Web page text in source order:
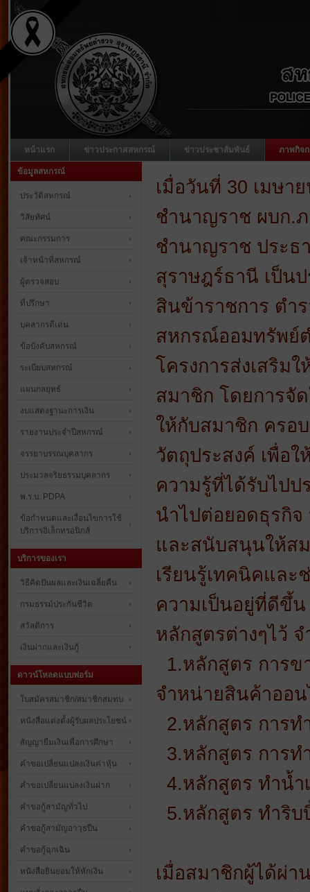
หน้าแรก ข่าวประกาศสหกรณ์ ข่าวประชาสัมพันธ์ ภาพกิจก
เมื่อวันที่ 30 เมษา
ชำนาญราช ผบก.
ชำนาญราช ประธ
สุราษฎร์ธานี เป็น
สินข้าราชการ ตำ
สหกรณ์ออมทรัพย์
โครงการส่งเสริม
สมาชิก โดยการจั
ให้กับสมาชิก ครอ
วัตถุประสงค์ เพื่อ
ความรู้ที่ได้รับไปป
นำไปต่อยอดธุรกิจ
และสนับสนุนให้ส
เรียนรู้เทคนิคและ
ความเป็นอยู่ที่ดีขึ้
หลักสูตรต่างๆไว้
1.หลักสูตร การข
จำหน่ายสินค้าออ
2.หลักสูตร การ
3.หลักสูตร การ
4.หลักสูตร ทำน้ำ
5.หลักสูตร ทำริบ
เมื่อสมาชิกผู้ได้ผ่า
ข้อมูลสหกรณ์
ประวัติสหกรณ์
วิสัยทัศน์
คณะกรรมการ
เจ้าหน้าที่สหกรณ์
ผู้ตรวจสอบ
ที่ปรึกษา
บุคลากรดีเด่น
ข้อบังคับสหกรณ์
ระเบียบสหกรณ์
แผนกลยุทธ์
งบแสดงฐานะการเงิน
รายงานประจำปีสหกรณ์
จรรยาบรรณบุคลากร
ประมวลจริยธรรมบุคลากร
พ.ร.บ. PDPA
ข้อกำหนดและเงื่อนไขการใช้
บริการอิเล็กทรอนิกส์
บริการของเรา
วิธีคิดปันผลและเงินเฉลี่ยคืน
กรมธรรม์ประกันชีวิต
สวัสดิการ
เงินฝากและเงินกู้
ดาวน์โหลดแบบฟอร์ม
ใบสมัครสมาชิก/สมาชิกสมทบ
หนังสือแต่งตั้งผู้รับผลประโยชน์
สัญญายืมเงินเพื่อการศึกษา
คำขอเปลี่ยนแปลงเงินค่าหุ้น
คำขอเปลี่ยนแปลงเงินฝาก
คำขอกู้สามัญทั่วไป
คำขอกู้สามัญอาวุธปืน
คำขอกู้ฉุกเฉิน
หนังสือยินยอมให้หักเงิน